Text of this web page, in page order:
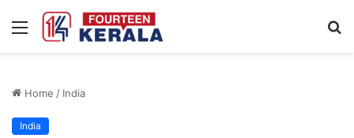
Menu
Home / India
India